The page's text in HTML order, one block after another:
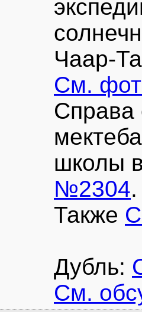
Чаар-
См.
Справа
школы
№2304.
Также
Дубль:
См.